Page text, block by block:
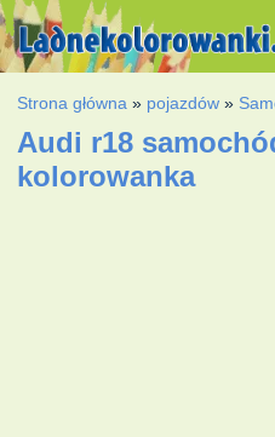
Strona główna » pojazdów »
Audi r18
kolorowanka